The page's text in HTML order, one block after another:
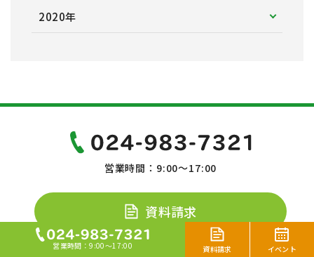
営業時間：9:00～17:00 資料請求 イベント
2020年
営業時間：9:00～17:00
資料請求